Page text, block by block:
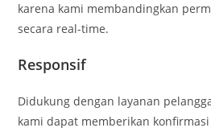
karena kami membandingkan
secara real-time.
Responsif
Didukung dengan layanan
kami dapat memberikan